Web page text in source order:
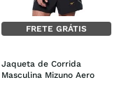
FRETE GRÁTIS
Jaqueta de Corrida
Masculina Mizuno Aero